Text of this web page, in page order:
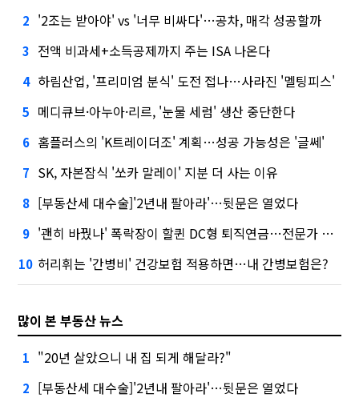
2 '2조는 받아야' vs '너무 비싸다'…공차, 매각 성공할까
3 전액 비과세+소득공제까지 주는 ISA 나온다
4 하림산업, '프리미엄 분식' 도전 접나…사라진 '멜팅피스'
5 메디큐브·아누아·리르, '눈물 세럼' 생산 중단한다
6 홈플러스의 'K트레이더조' 계획…성공 가능성은 '글쎄'
7 SK, 자본잠식 '쏘카 말레이' 지분 더 사는 이유
8 [부동산세 대수술]'2년내 팔아라'…뒷문은 열었다
9 '괜히 바꿨나' 폭락장이 할퀸 DC형 퇴직연금…전문가 조언은
10 허리휘는 '간병비' 건강보험 적용하면…내 간병보험은?
많이 본 부동산 뉴스
1 "20년 살았으니 내 집 되게 해달라?"
2 [부동산세 대수술]'2년내 팔아라'…뒷문은 열었다